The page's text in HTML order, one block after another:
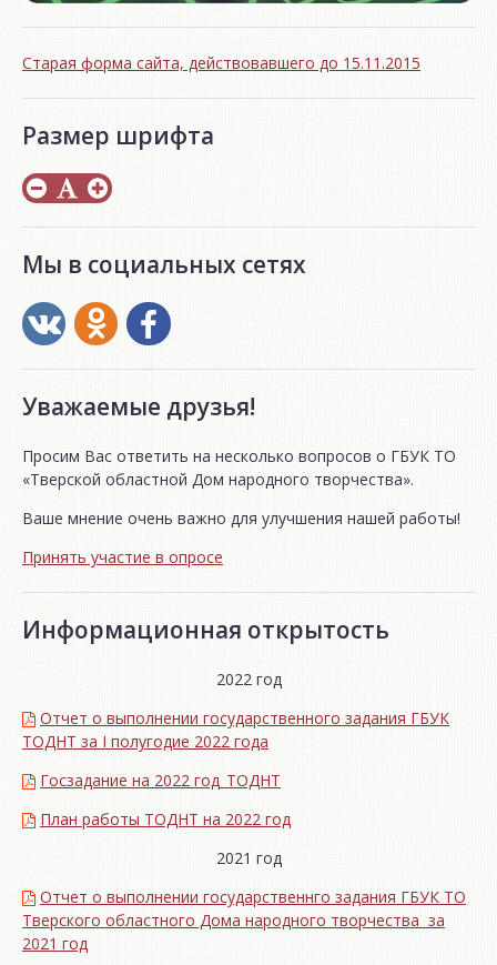
Старая форма сайта, действовавшего до 15.11.2015
Размер шрифта
Мы в социальных сетях
Уважаемые друзья!
Просим Вас ответить на несколько вопросов о ГБУК ТО
«Тверской областной Дом народного творчества».
Ваше мнение очень важно для улучшения нашей работы!
Принять участие в опросе
Информационная открытость
2022 год
Отчет о выполнении государственного задания ГБУК
ТОДНТ за I полугодие 2022 года
Госзадание на 2022 год_ТОДНТ
План работы ТОДНТ на 2022 год
2021 год
Отчет о выполнении государственнго задания ГБУК ТО
Тверского областного Дома народного творчества за
2021 год